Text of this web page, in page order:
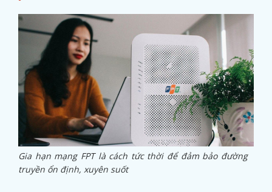
Gia hạn mạng FPT là cách tức thời để đảm bảo đường
truyền ổn định, xuyên suốt